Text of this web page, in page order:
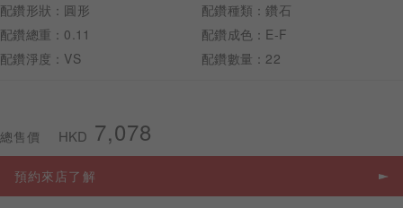
配鑽形狀：圓形
配鑽種類：鑽石
配鑽總重：0.11
配鑽成色：E-F
配鑽淨度：VS
配鑽數量：22
總售價 HKD 7,078
預約來店了解